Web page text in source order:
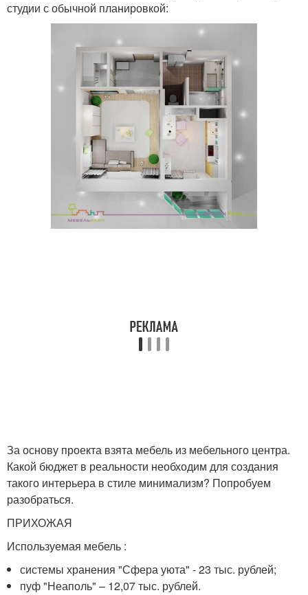
студии с обычной планировкой:
За основу проекта взята мебель из мебельного центра.
Какой бюджет в реальности необходим для создания
такого интерьера в стиле минимализм? Попробуем
разобраться.
ПРИХОЖАЯ
Используемая мебель :
системы хранения "Сфера уюта" - 23 тыс. рублей;
пуф "Неаполь" – 12,07 тыс. рублей.